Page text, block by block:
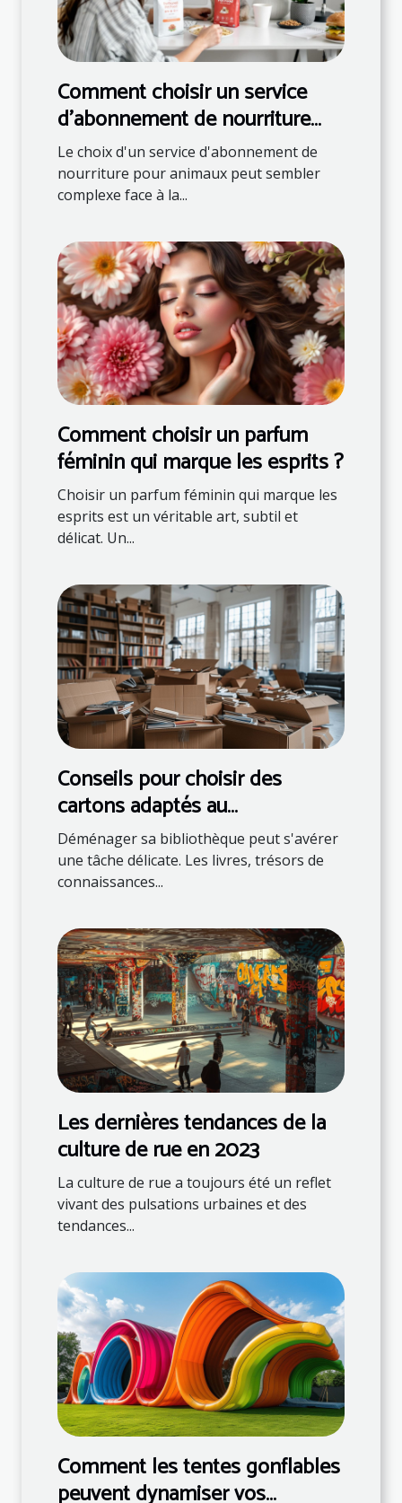
Comment choisir un service
d'abonnement de nourriture
pour animaux ?
Le choix d'un service d'abonnement de
nourriture pour animaux peut sembler
complexe face à la...
Comment choisir un parfum
féminin qui marque les esprits ?
Choisir un parfum féminin qui marque les
esprits est un véritable art, subtil et
délicat. Un...
Conseils pour choisir des
cartons adaptés au
déménagement de livres
Déménager sa bibliothèque peut s'avérer
une tâche délicate. Les livres, trésors de
connaissances...
Les dernières tendances de la
culture de rue en 2023
La culture de rue a toujours été un reflet
vivant des pulsations urbaines et des
tendances...
Comment les tentes gonflables
peuvent dynamiser vos